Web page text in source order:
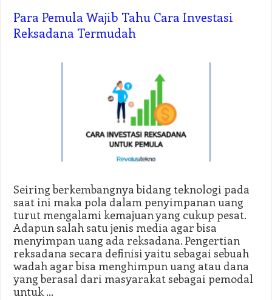
Para Pemula Wajib Tahu Cara Investasi
Reksadana Termudah
Seiring berkembangnya bidang teknologi pada
saat ini maka pola dalam penyimpanan uang
turut mengalami kemajuan yang cukup pesat.
Adapun salah satu jenis media agar bisa
menyimpan uang ada reksadana. Pengertian
reksadana secara definisi yaitu sebagai sebuah
wadah agar bisa menghimpun uang atau dana
yang berasal dari masyarakat sebagai pemodal
untuk …